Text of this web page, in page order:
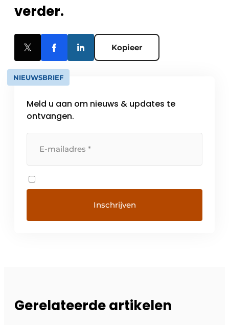
verder.
Kopieer
NIEUWSBRIEF
Meld u aan om nieuws & updates te
ontvangen.
Gerelateerde artikelen